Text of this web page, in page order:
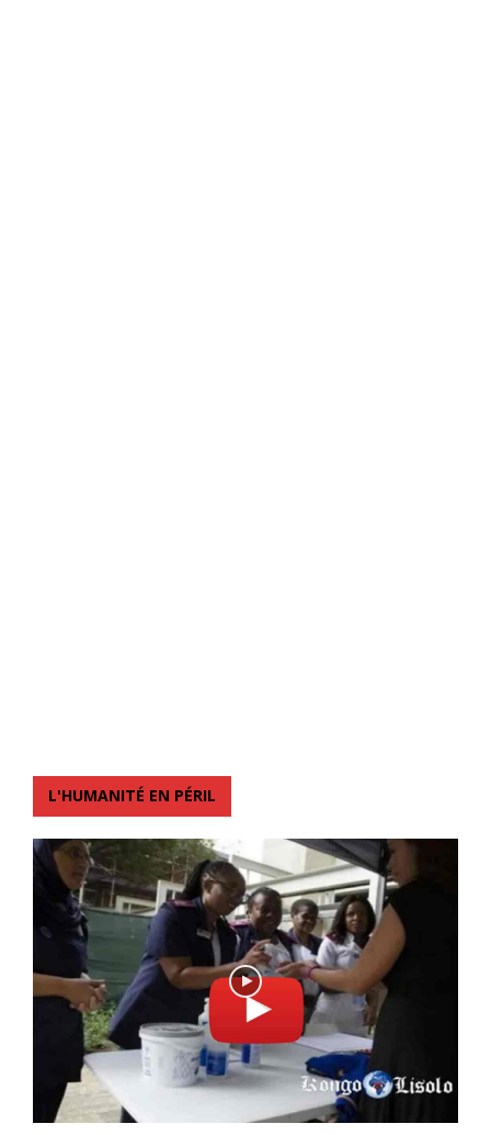
L'HUMANITÉ EN PÉRIL